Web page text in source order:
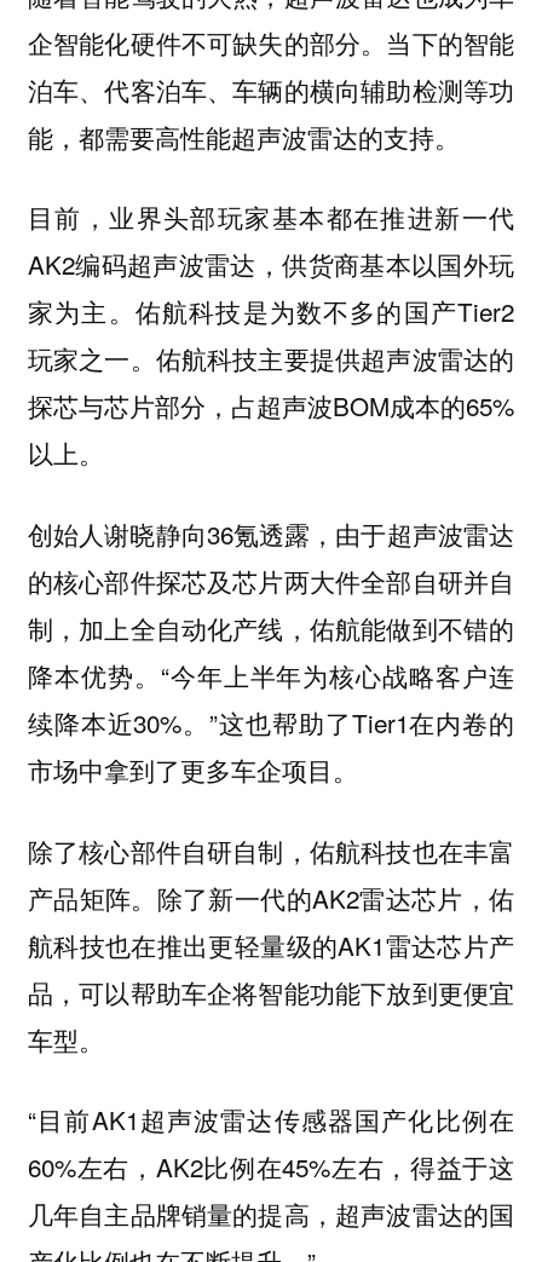
企智能化硬件不可缺失的部分。当下的智能
泊车、代客泊车、车辆的横向辅助检测等功
能，都需要高性能超声波雷达的支持。
目前，业界头部玩家基本都在推进新一代
AK2编码超声波雷达，供货商基本以国外玩
家为主。佑航科技是为数不多的国产Tier2
玩家之一。佑航科技主要提供超声波雷达的
探芯与芯片部分，占超声波BOM成本的65%
以上。
创始人谢晓静向36氪透露，由于超声波雷达
的核心部件探芯及芯片两大件全部自研并自
制，加上全自动化产线，佑航能做到不错的
降本优势。“今年上半年为核心战略客户连
续降本近30%。”这也帮助了Tier1在内卷的
市场中拿到了更多车企项目。
除了核心部件自研自制，佑航科技也在丰富
产品矩阵。除了新一代的AK2雷达芯片，佑
航科技也在推出更轻量级的AK1雷达芯片产
品，可以帮助车企将智能功能下放到更便宜
车型。
“目前AK1超声波雷达传感器国产化比例在
60%左右，AK2比例在45%左右，得益于这
几年自主品牌销量的提高，超声波雷达的国